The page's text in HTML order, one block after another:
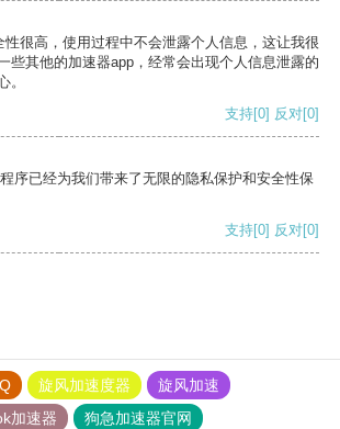
性很高，使用过程中不会泄露个人信息，这让我很
些其他的加速器app，经常会出现个人信息泄露的
。
支持[0] 反对[0]
序已经为我们带来了无限的隐私保护和安全性保
支持[0] 反对[0]
旋风加速度器
旋风加速
加速器
狗急加速器官网